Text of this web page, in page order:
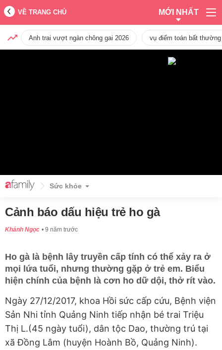
VỀ TRANG CHỦ MỚI NHẤT
Anh trai vượt ngàn chông gai 2026 vụ điểm toán bất
Sức khỏe
Cảnh báo dấu hiệu trẻ ho gà
Khánh Ngọc 9 năm trước
Ho gà là bệnh lây truyền cấp tính có thể xảy ra ở
mọi lứa tuổi, nhưng thường gặp ở trẻ em. Biểu
hiện chính của bệnh là cơn ho dữ dội, thở rít vào.
Ngày 27/12/2017, khoa Hồi sức cấp cứu, Bệnh viện
Sản Nhi tỉnh Quảng Ninh tiếp nhận bé trai Triệu
Thị L.(45 ngày tuổi), dân tộc Dao, thường trú tại
xã Đồng Lâm (huyện Hoành Bồ, Quảng Ninh).